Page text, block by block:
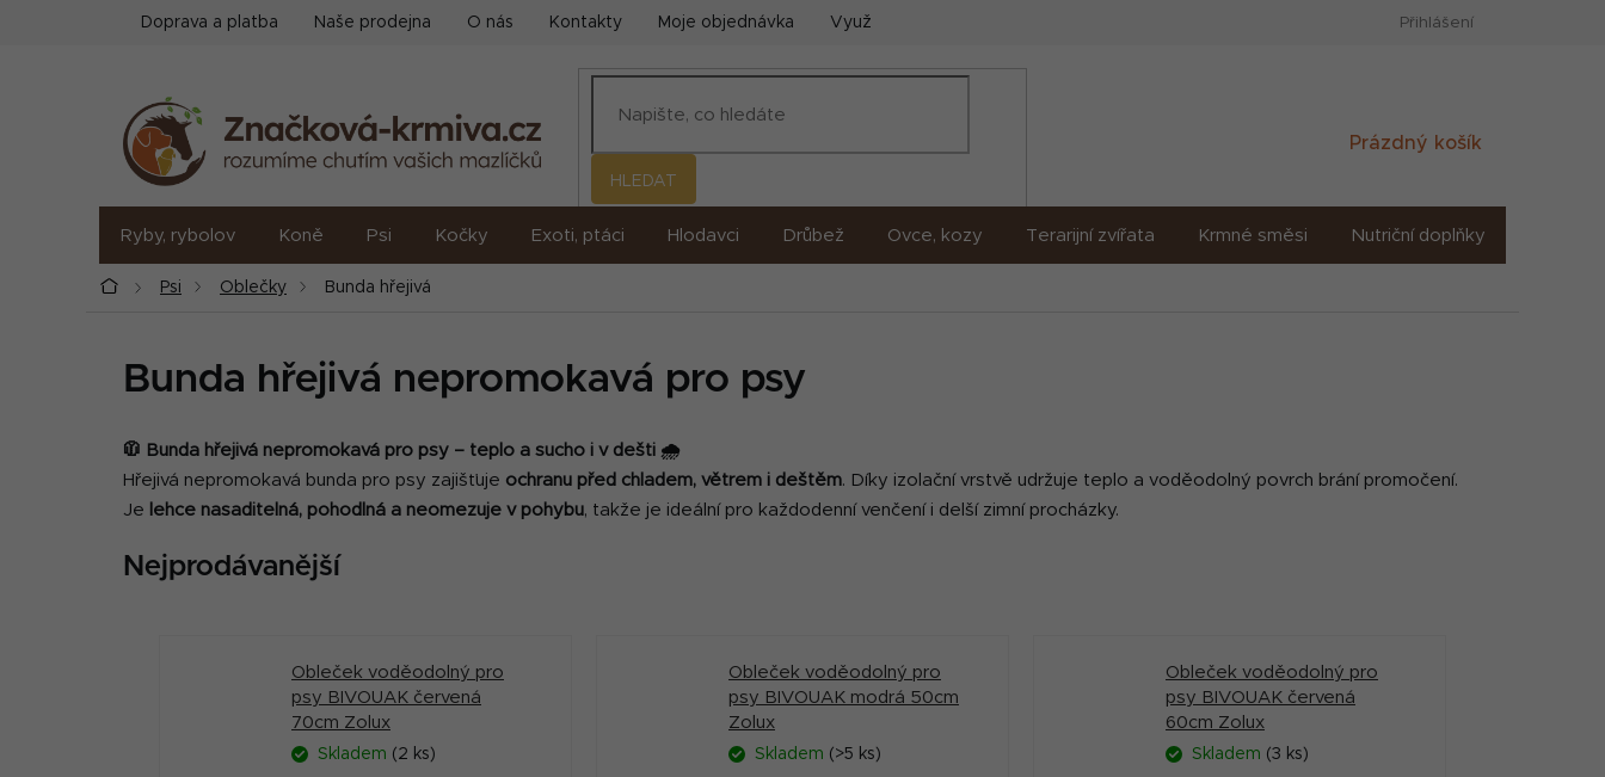
Doprava a platba Naše prodejna O nás Kontakty Moje objednávka Využití umělé inteligence (AI) Přihlášení
HLEDAT
Nákupní
Prázdný košík
Ryby, rybolov Koně Psi Kočky Exoti, ptáci Hlodavci Drůbež Ovce, kozy Terarijní zvířata Krmné směsi Nutriční doplňky
DomůPsi Oblečky Bunda hřejivá
Bunda hřejivá nepromokavá pro psy
🧥 Bunda hřejivá nepromokavá pro psy – teplo a sucho i v dešti 🌧️
Hřejivá nepromokavá bunda pro psy zajišťuje ochranu před chladem, větrem i deštěm. Díky izolační vrstvě udržuje teplo a voděodolný povrch brání promočení.
Je lehce nasaditelná, pohodlná a neomezuje v pohybu, takže je ideální pro každodenní venčení i delší zimní procházky.
Nejprodávanější
Obleček voděodolný pro
psy BIVOUAK červená
70cm Zolux
Skladem (2 ks)
Obleček voděodolný pro
psy BIVOUAK modrá 50cm
Zolux
Skladem (>5 ks)
Obleček voděodolný pro
psy BIVOUAK červená
60cm Zolux
Skladem (3 ks)